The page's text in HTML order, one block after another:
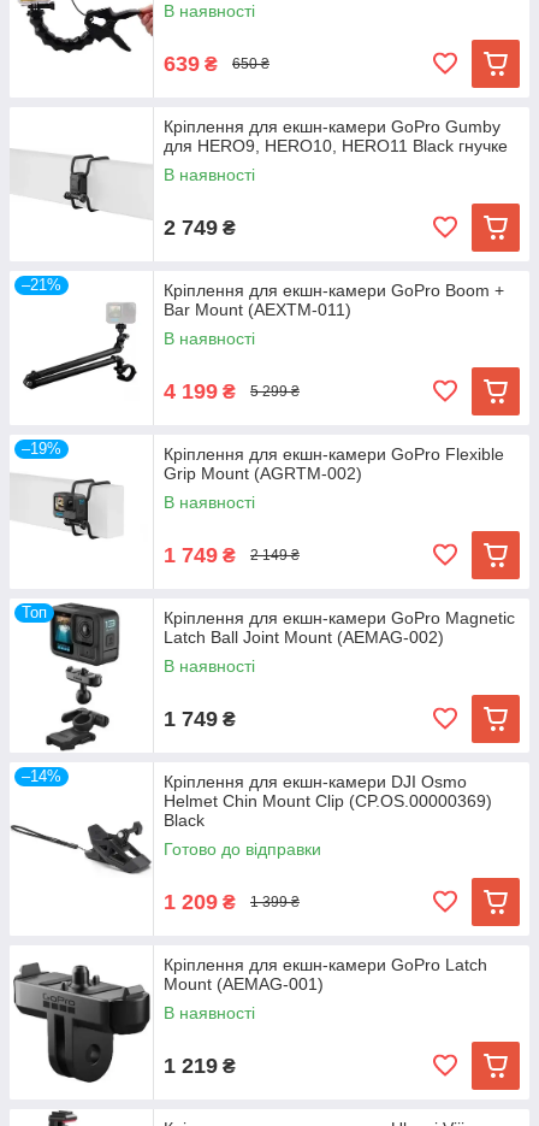
В наявності
639 ₴ 650 ₴
Кріплення для екшн-камери GoPro Gumby
для HERO9, HERO10, HERO11 Black гнучке
В наявності
2 749 ₴
–21%
Кріплення для екшн-камери GoPro Boom +
Bar Mount (AEXTM-011)
В наявності
4 199 ₴ 5 299 ₴
–19%
Кріплення для екшн-камери GoPro Flexible
Grip Mount (AGRTM-002)
В наявності
1 749 ₴ 2 149 ₴
Топ
Кріплення для екшн-камери GoPro Magnetic
Latch Ball Joint Mount (AEMAG-002)
В наявності
1 749 ₴
–14%
Кріплення для екшн-камери DJI Osmo
Helmet Chin Mount Clip (CP.OS.00000369)
Black
Готово до відправки
1 209 ₴ 1 399 ₴
Кріплення для екшн-камери GoPro Latch
Mount (AEMAG-001)
В наявності
1 219 ₴